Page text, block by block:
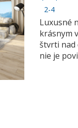
2-4
Luxusné
krásnym
štvrti nad
nie je